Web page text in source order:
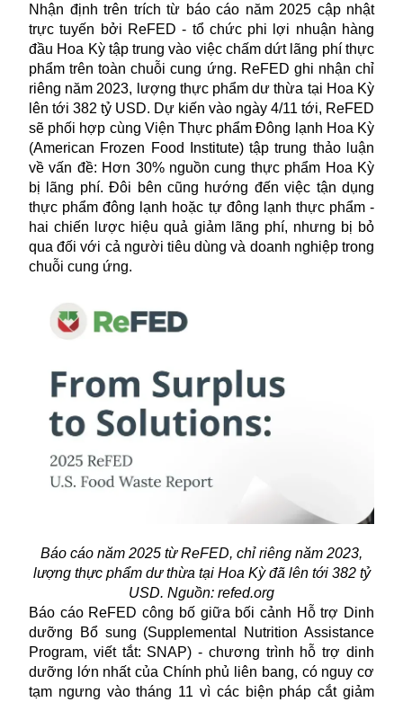
Nhận định trên trích từ báo cáo năm 2025 cập nhật
trực tuyến bởi ReFED - tổ chức phi lợi nhuận hàng
đầu Hoa Kỳ tập trung vào việc chấm dứt lãng phí thực
phẩm trên toàn chuỗi cung ứng. ReFED ghi nhận chỉ
riêng năm 2023, lượng thực phẩm dư thừa tại Hoa Kỳ
lên tới 382 tỷ USD. Dự kiến vào ngày 4/11 tới, ReFED
sẽ phối hợp cùng Viện Thực phẩm Đông lạnh Hoa Kỳ
(American Frozen Food Institute) tập trung thảo luận
về vấn đề: Hơn 30% nguồn cung thực phẩm Hoa Kỳ
bị lãng phí. Đôi bên cũng hướng đến việc tận dụng
thực phẩm đông lạnh hoặc tự đông lạnh thực phẩm -
hai chiến lược hiệu quả giảm lãng phí, nhưng bị bỏ
qua đối với cả người tiêu dùng và doanh nghiệp trong
chuỗi cung ứng.
Báo cáo năm 2025 từ ReFED, chỉ riêng năm 2023,
lượng thực phẩm dư thừa tại Hoa Kỳ đã lên tới 382 tỷ
USD. Nguồn: refed.org
Báo cáo ReFED công bố giữa bối cảnh Hỗ trợ Dinh
dưỡng Bổ sung (Supplemental Nutrition Assistance
Program, viết tắt: SNAP) - chương trình hỗ trợ dinh
dưỡng lớn nhất của Chính phủ liên bang, có nguy cơ
tạm ngưng vào tháng 11 vì các biện pháp cắt giảm